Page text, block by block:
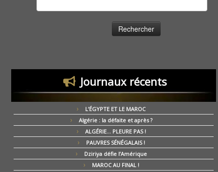
Journaux récents
L’ÉGYPTE ET LE MAROC
Algérie : la défaite et après ?
ALGÉRIE… PLEURE PAS !
PAUVRES SÉNÉGALAIS !
Dziriya défie l’Amérique
MAROC AU FINAL !